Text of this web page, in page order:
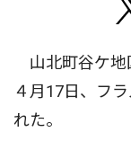
山北町谷ケ地
４月17日、フ
れた。